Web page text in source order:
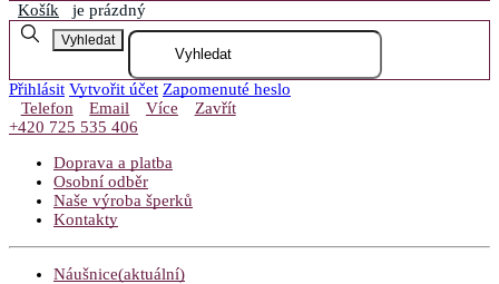
Košík je prázdný
Vyhledat
Přihlásit Vytvořit účet Zapomenuté heslo
Telefon
Email Více
Zavřít
+420 725 535 406
Doprava a platba
Osobní odběr
Naše výroba šperků
Kontakty
Náušnice(aktuální)